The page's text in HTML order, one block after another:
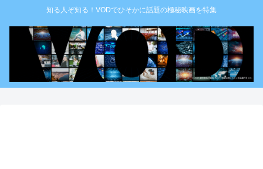
知る人ぞ知る！VODでひそかに話題の極秘映画を特集